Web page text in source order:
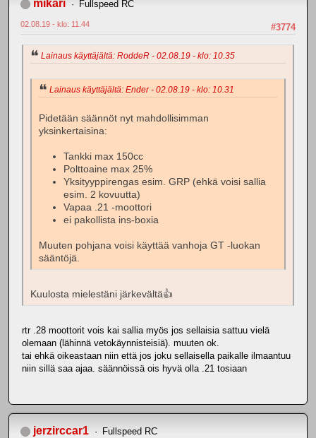
mikari Fullspeed RC
#3774
02.08.19 - klo: 11.44
Lainaus käyttäjältä: RoddeR - 02.08.19 - klo: 10.35
Lainaus käyttäjältä: Ender - 02.08.19 - klo: 10.31
Pidetään säännöt nyt mahdollisimman
yksinkertaisina:
Tankki max 150cc
Polttoaine max 25%
Yksityyppirengas esim. GRP (ehkä voisi sallia
esim. 2 kovuutta)
Vapaa .21 -moottori
ei pakollista ins-boxia
Muuten pohjana voisi käyttää vanhoja GT -luokan
sääntöjä.
Kuulosta mielestäni järkevältä👍
rtr .28 moottorit vois kai sallia myös jos sellaisia sattuu vielä
olemaan (lähinnä vetokäynnisteisiä). muuten ok.
tai ehkä oikeastaan niin että jos joku sellaisella paikalle ilmaantuu
niin sillä saa ajaa. säännöissä ois hyvä olla .21 tosiaan
jerzirccar1 Fullspeed RC